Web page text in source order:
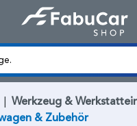
| Werkzeug &
& Zubehör